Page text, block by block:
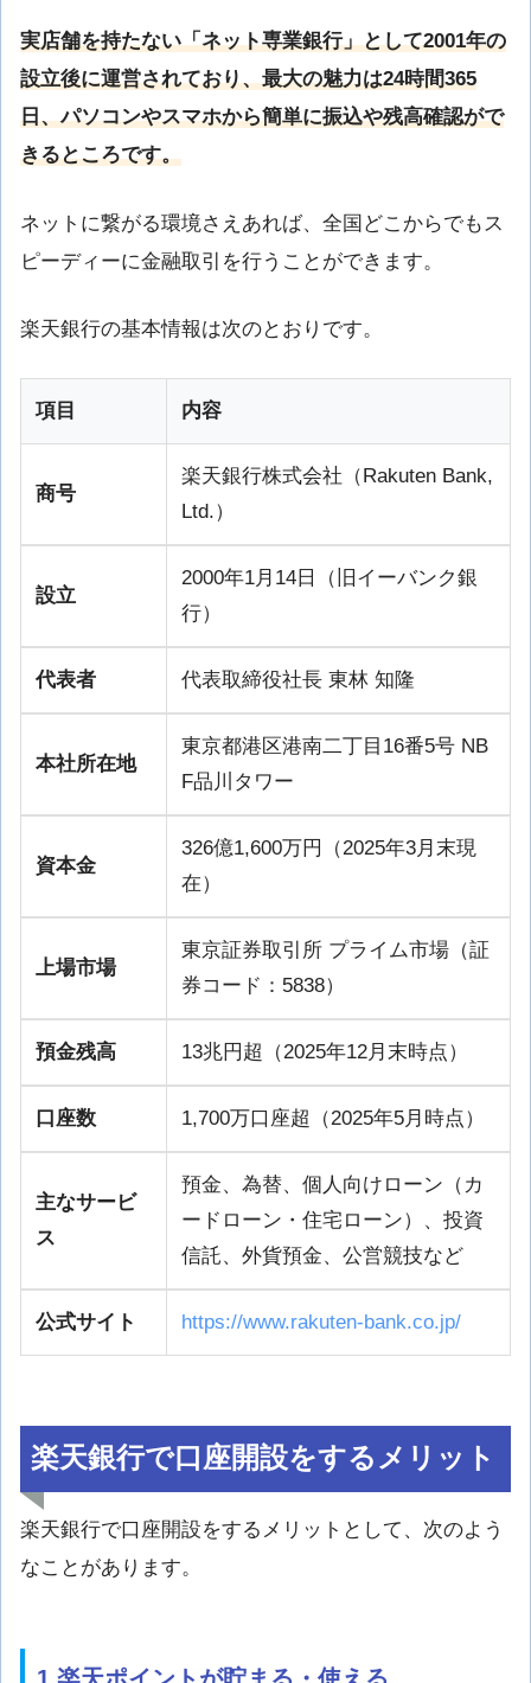
実店舗を持たない「ネット専業銀行」として2001年の
設立後に運営されており、最大の魅力は24時間365
日、パソコンやスマホから簡単に振込や残高確認がで
きるところです。
ネットに繋がる環境さえあれば、全国どこからでもス
ピーディーに金融取引を行うことができます。
楽天銀行の基本情報は次のとおりです。
項目 内容
商号
楽天銀行株式会社（Rakuten Bank,
Ltd.）
設立
2000年1月14日（旧イーバンク銀
行）
代表者 代表取締役社長 東林 知隆
本社所在地
東京都港区港南二丁目16番5号 NB
F品川タワー
資本金
326億1,600万円（2025年3月末現
在）
上場市場
東京証券取引所 プライム市場（証
券コード：5838）
預金残高 13兆円超（2025年12月末時点）
口座数 1,700万口座超（2025年5月時点）
主なサービ
ス
預金、為替、個人向けローン（カ
ードローン・住宅ローン）、投資
信託、外貨預金、公営競技など
公式サイト https://www.rakuten-bank.co.jp/
楽天銀行で口座開設をするメリット
楽天銀行で口座開設をするメリットとして、次のよう
なことがあります。